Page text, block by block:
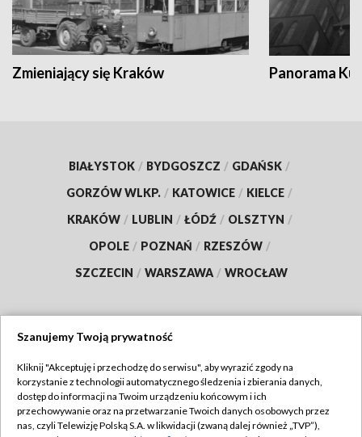
Zmieniający się Kraków Panorama
BIAŁYSTOK / BYDGOSZCZ / GDAŃSK /
GORZÓW WLKP. / KATOWICE / KIELCE /
KRAKÓW / LUBLIN / ŁÓDŹ / OLSZTYN /
OPOLE / POZNAŃ / RZESZÓW /
SZCZECIN / WARSZAWA / WROCŁAW
TVP
Abonament TVP
Regulamin TVP
Szanujemy Twoją prywatność
Kliknij "Akceptuję i przechodzę do serwisu", aby wyrazić zgody na
korzystanie z technologii automatycznego śledzenia i zbierania danych,
dostęp do informacji na Twoim urządzeniu końcowym i ich
przechowywanie oraz na przetwarzanie Twoich danych osobowych przez
nas, czyli Telewizję Polską S.A. w likwidacji (zwaną dalej również „TVP”),